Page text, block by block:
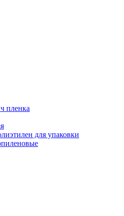
пленка
для упаковки